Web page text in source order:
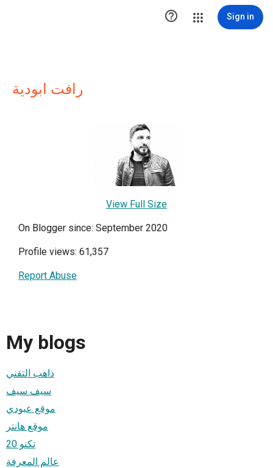
 Sign in
رافت ابودية
View Full Size
On Blogger since: September 2020
Profile views: 61,357
Report Abuse
My blogs
ذاهب التقني
سيف سيف
موقع عبودي
موقع هانتر
تكنو 20
عالم المعرفة